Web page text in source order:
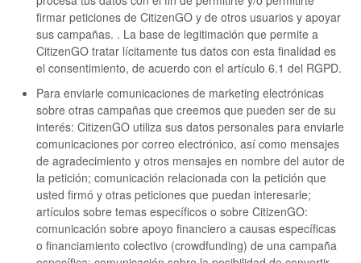
firmar peticiones de CitizenGO y de otros usuarios y apoyar
sus campañas. . La base de legitimación que permite a
CitizenGO tratar lícitamente tus datos con esta finalidad es
el consentimiento, de acuerdo con el artículo 6.1 del RGPD.
Para enviarle comunicaciones de marketing electrónicas
sobre otras campañas que creemos que pueden ser de su
interés: CitizenGO utiliza sus datos personales para enviarle
comunicaciones por correo electrónico, así como mensajes
de agradecimiento y otros mensajes en nombre del autor de
la petición; comunicación relacionada con la petición que
usted firmó y otras peticiones que puedan interesarle;
artículos sobre temas específicos o sobre CitizenGO:
comunicación sobre apoyo financiero a causas específicas
o financiamiento colectivo (crowdfunding) de una campaña